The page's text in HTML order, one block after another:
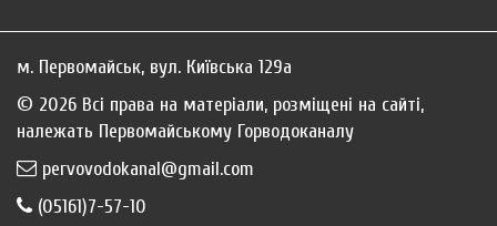
м. Первомайськ, вул. Київська 129а
© 2026 Всі права на матеріали, розміщені на сайті,
належать Первомайському Горводоканалу
pervovodokanal@gmail.com
(05161)7-57-10